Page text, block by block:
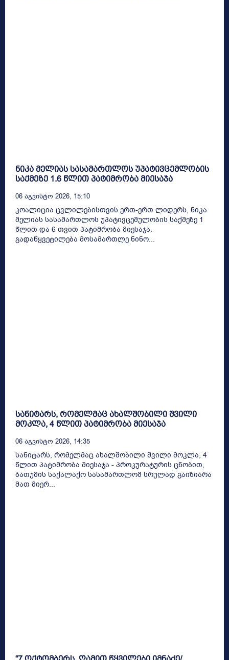
ნიკა მელიას სასამართლოს უპატივცემლობის
საქმეზე 1.6 წლით პატიმრობა მიესაჯა
06 Აგვისტო 2026, 15:10
კოალიცია ცვლილებისთვის ერთ-ერთ ლიდერს, ნიკა
მელიას სასამართლოს უპატივცემულობის საქმეზე 1
წლით და 6 თვით პატიმრობა მიესაჯა.
გადაწყვეტილება მოსამართლე ნინო...
სანიტარს, რომელმაც ახალშობილი შვილი
მოკლა, 4 წლით პატიმრობა მიესაჯა
06 Აგვისტო 2026, 14:35
სანიტარს, რომელმაც ახალშობილი შვილი მოკლა, 4
წლით პატიმრობა მიესაჯა - პროკურატურის ცნობით,
ბათუმის საქალაქო სასამართლომ სრულად გაიზიარა
მათ მიერ...